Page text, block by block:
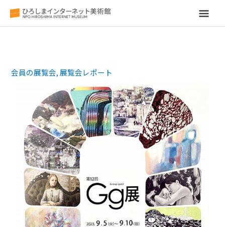
メ
ュ
ー
会員の展覧会,展覧会レポート